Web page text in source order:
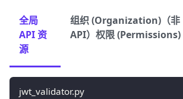
全局
API 资
源
组织 (Organization)（非
API）权限 (Permissions)
jwt_validator.py